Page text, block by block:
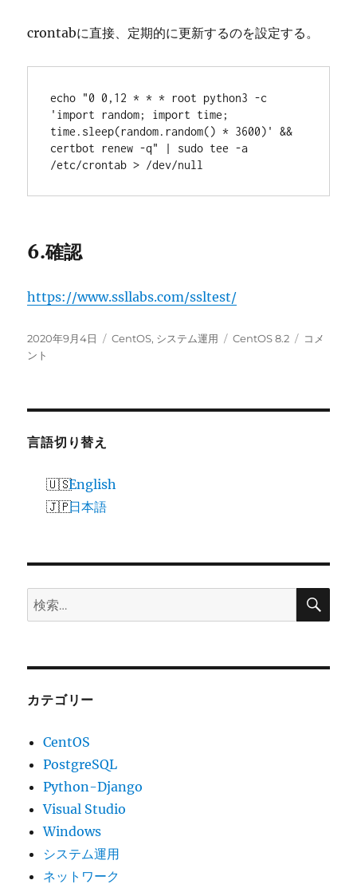
crontabに直接、定期的に更新するのを設定する。
echo "0 0,12 * * * root python3 -c
'import random; import time;
time.sleep(random.random() * 3600)' &&
certbot renew -q" | sudo tee -a
/etc/crontab > /dev/null
6.確認
https://www.ssllabs.com/ssltest/
投
稿
2020年9月4日
カ
CentOS, システム運用
タ
CentOS 8.2
Certbot
コメ
ント
言語切り替え
English
日本語
検
索:
検
カテゴリー
CentOS
PostgreSQL
Python-Django
Visual Studio
Windows
システム運用
ネットワーク